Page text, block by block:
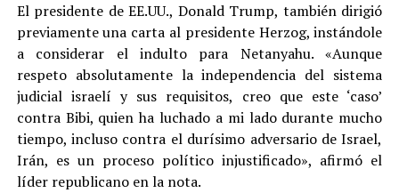
El presidente de EE.UU., Donald Trump, también dirigió
previamente una carta al presidente Herzog, instándole
a considerar el indulto para Netanyahu. «Aunque
respeto absolutamente la independencia del sistema
judicial israelí y sus requisitos, creo que este ‘caso’
contra Bibi, quien ha luchado a mi lado durante mucho
tiempo, incluso contra el durísimo adversario de Israel,
Irán, es un proceso político injustificado», afirmó el
líder republicano en la nota.